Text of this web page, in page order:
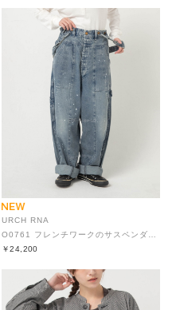
URCH RNA
O0761 フレンチワークのサスペンダーチョアパンツ
￥24,200